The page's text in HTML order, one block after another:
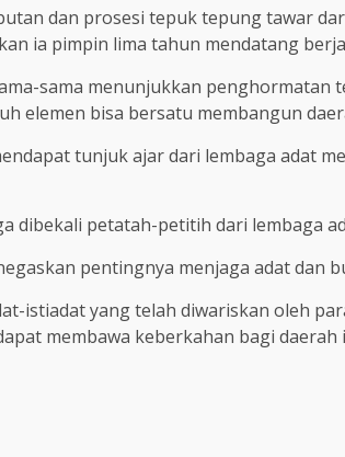
dan prosesi tepuk tepung tawar
ia pimpin lima tahun mendatang
sama menunjukkan penghormatan
elemen bisa bersatu membangun
tunjuk ajar dari lembaga adat
dibekali petatah-petitih dari lembaga
pentingnya menjaga adat dan
istiadat yang telah diwariskan oleh
membawa keberkahan bagi daerah